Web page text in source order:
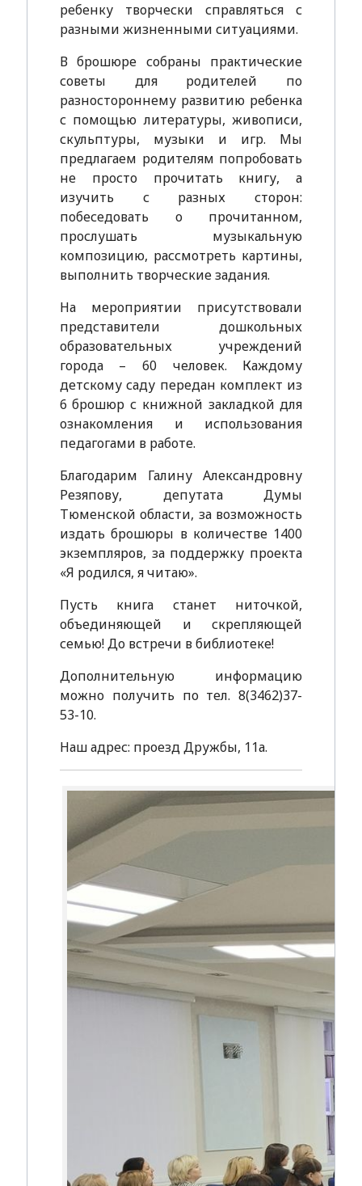
ребенку творчески справляться с
разными жизненными ситуациями.
В брошюре собраны практические
советы для родителей по
разностороннему развитию ребенка
с помощью литературы, живописи,
скульптуры, музыки и игр. Мы
предлагаем родителям попробовать
не просто прочитать книгу, а
изучить с разных сторон:
побеседовать о прочитанном,
прослушать музыкальную
композицию, рассмотреть картины,
выполнить творческие задания.
На мероприятии присутствовали
представители дошкольных
образовательных учреждений
города – 60 человек. Каждому
детскому саду передан комплект из
6 брошюр с книжной закладкой для
ознакомления и использования
педагогами в работе.
Благодарим Галину Александровну
Резяпову, депутата Думы
Тюменской области, за возможность
издать брошюры в количестве 1400
экземпляров, за поддержку проекта
«Я родился, я читаю».
Пусть книга станет ниточкой,
объединяющей и скрепляющей
семью! До встречи в библиотеке!
Дополнительную информацию
можно получить по тел. 8(3462)37-
53-10.
Наш адрес: проезд Дружбы, 11а.